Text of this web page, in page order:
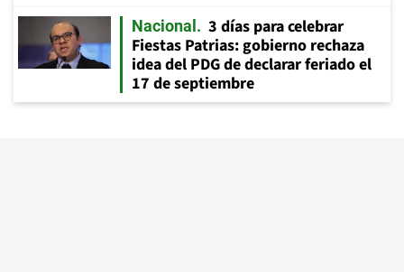
Nacional
3 días para celebrar
Fiestas Patrias: gobierno rechaza
idea del PDG de declarar feriado el
17 de septiembre